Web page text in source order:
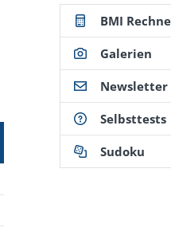
BMI
Galerien
Newsletter
Selbsttests
Sudoku